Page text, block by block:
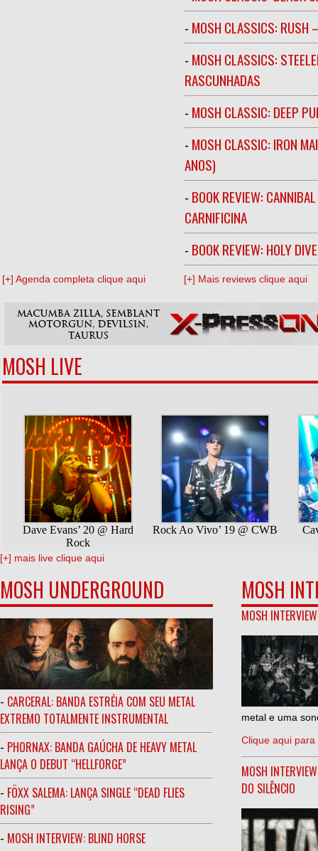
- MOSH CLASSICS: RUSH
- MOSH CLASSICS:
RASCUNHADAS
- MOSH CLASSIC: DEEP
- MOSH CLASSIC: IRON
ANOS)
- BOOK REVIEW:
CARNIFICINA
- BOOK REVIEW: HOLY
[+] Agenda completa clique aqui [+] Mais reviews clique aqui
MOSH LIVE
[+] mais live clique aqui
MOSH UNDERGROUND
- CARCERAL: BANDA ESTRÉIA COM SEU METAL
EXTREMO TOTALMENTE INSTRUMENTAL
- PHORNAX: BANDA GAÚCHA DE HEAVY METAL
LANÇA O DEBUT “HELLFORGE”
- FÖXX SALEMA: LANÇA SINGLE “DEAD FLIES
RISING”
- MOSH INTERVIEW: BLIND HORSE
MOSH
MOSH
metal e uma
Clique aqui para
MOSH
DO SILÊNCIO